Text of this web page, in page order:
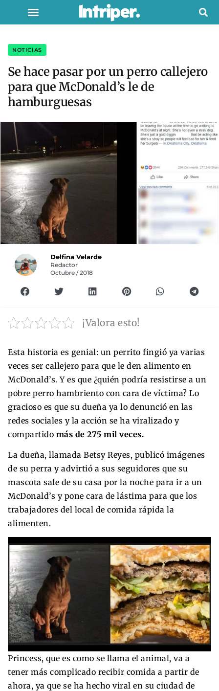
NOTICIAS
Se hace pasar por un perro callejero
para que McDonald’s le de
hamburguesas
Delfina Velarde
Redactor
Octubre / 2018
¡Valora esto!
Esta historia es genial: un perrito fingió ya varias
veces ser callejero para que le den alimento en
McDonald’s. Y es que ¿quién podría resistirse a un
pobre perro hambriento con cara de víctima? Lo
gracioso es que su dueña ya lo denunció en las
redes sociales y la acción se ha viralizado y
compartido más de 275 mil veces.
La dueña, llamada Betsy Reyes, publicó imágenes
de su perra y advirtió a sus seguidores que su
mascota sale de su casa por la noche para ir a un
McDonald’s y pone cara de lástima para que los
trabajadores del local de comida rápida la
alimenten.
Princess, que es como se llama el animal, va a
tener más complicado recibir comida a partir de
ahora, ya que se ha hecho viral en su ciudad de